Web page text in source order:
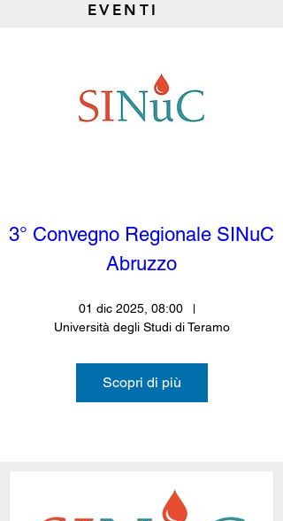
EVENTI
3° Convegno Regionale SINuC
Abruzzo
01 dic 2025, 08:00
Università degli Studi di Teramo
Scopri di più